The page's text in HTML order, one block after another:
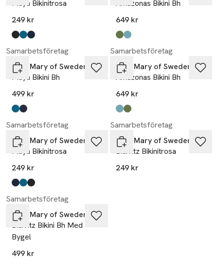
Maya Bikinitrosa
249 kr
Produkten finns i färgerna:
svart,
petrol,
marinblå
Amazonas Bikini Bh
649 kr
Produkten finns i färgerna:
brun,
turquoise
Samarbetsföretag
Miss Mary of Sweden
Maya Bikini Bh
499 kr
Produkten finns i färgerna:
petrol
marinblå
Samarbetsföretag
Miss Mary of Sweden
Amazonas Bikini Bh
649 kr
Produkten finns i färgerna:
turquoise
brun,
Samarbetsföretag
Miss Mary of Sweden
Maya Bikinitrosa
249 kr
Produkten finns i färgerna:
marinblå
petrol,
svart,
Samarbetsföretag
Miss Mary of Sweden
Biarritz Bikinitrosa
249 kr
Samarbetsföretag
Miss Mary of Sweden
Biarritz Bikini Bh Med
Bygel
499 kr